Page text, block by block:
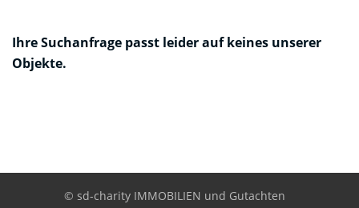
Ihre Suchanfrage passt leider auf keines unserer
Objekte.
© sd-charity IMMOBILIEN und Gutachten